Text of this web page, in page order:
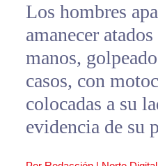
Los hombres
amanecer
manos,
casos, con
colocadas a su
evidencia de su